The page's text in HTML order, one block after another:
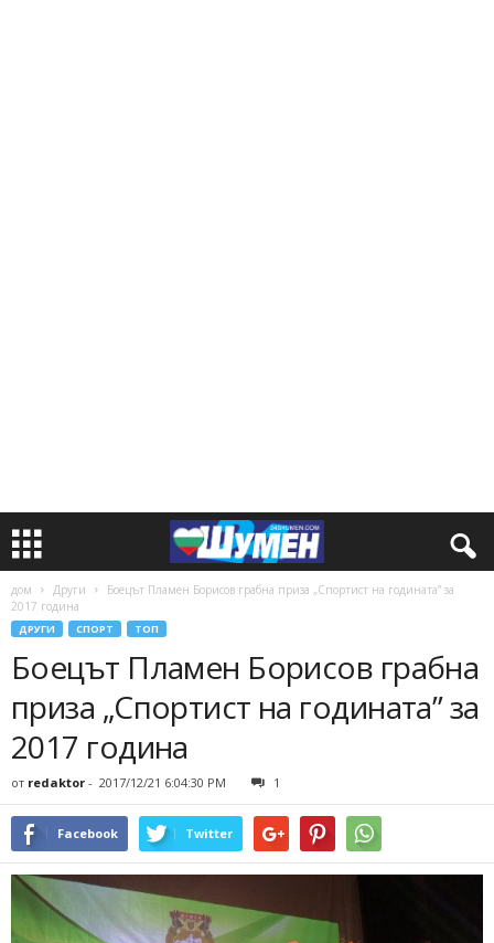
дом Други
Боецът Пламен Борисов грабна приза „Спортист на годината” за
2017 година
ДРУГИ СПОРТ ТОП
Боецът Пламен Борисов грабна
приза „Спортист на годината” за
2017 година
от redaktor - 2017/12/21 6:04:30 PM 1
Facebook Twitter